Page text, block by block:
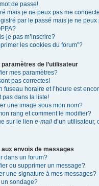
de passe!
mais je ne peux pas me
par le passé mais je ne
je pas m’inscrire?
les cookies du forum”?
de l’utilisateur
mes paramètres?
pas correctes!
fuseau horaire et l’heure est
pas dans la liste!
une image sous mon nom?
rang et comment le modifier?
sur le lien e-mail d’un utilisateur,
envois de messages
dans un forum?
ou supprimer un message?
une signature à mes messages?
sondage?